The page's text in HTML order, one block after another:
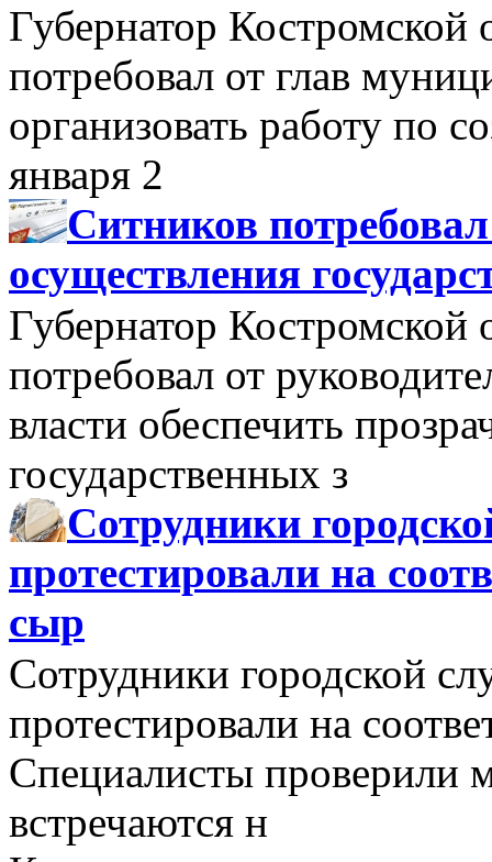
Губернатор Костромской
потребовал от глав
организовать работу по
января 2
Ситников
осуществления
Губернатор Костромской
потребовал от
власти обеспечить
государственных з
Сотрудники
протестировали на
сыр
Сотрудники городской
протестировали на
Специалисты проверили
встречаются н